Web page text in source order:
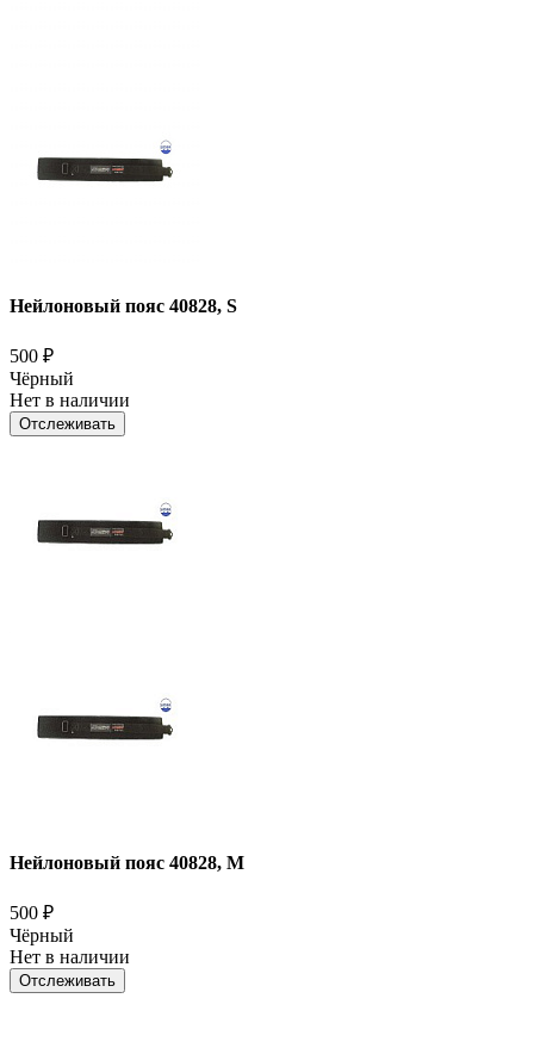
Нейлоновый пояс 40828, S
500 ₽
Чёрный
Нет в наличии
Отслеживать
Нейлоновый пояс 40828, M
500 ₽
Чёрный
Нет в наличии
Отслеживать